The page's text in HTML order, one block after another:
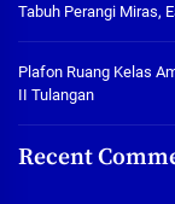
Tabuh Perangi Miras,
Plafon Ruang Kelas
II Tulangan
Recent